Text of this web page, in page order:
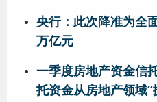
央行：此次降准为全
万亿元
一季度房地产资金信
托资金从房地产领域“